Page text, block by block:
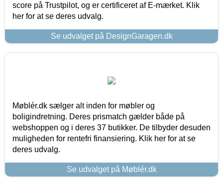
score på Trustpilot, og er certificeret af E-mærket. Klik
her for at se deres udvalg.
Se udvalget på DesignGaragen.dk
Møblér.dk sælger alt inden for møbler og
boligindretning. Deres prismatch gælder både på
webshoppen og i deres 37 butikker. De tilbyder desuden
muligheden for rentefri finansiering. Klik her for at se
deres udvalg.
Se udvalget på Møblér.dk